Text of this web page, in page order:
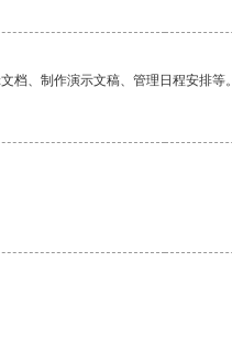
档、制作演示文稿、管理日程安排等。